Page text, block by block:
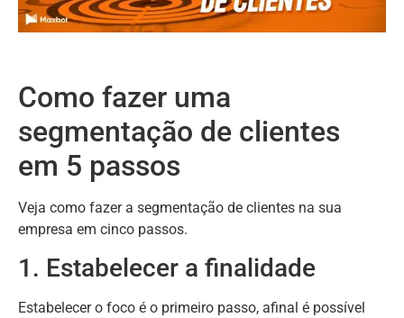
Como fazer uma
segmentação de clientes
em 5 passos
Veja como fazer a segmentação de clientes na sua
empresa em cinco passos.
1. Estabelecer a finalidade
Estabelecer o foco é o primeiro passo, afinal é possível